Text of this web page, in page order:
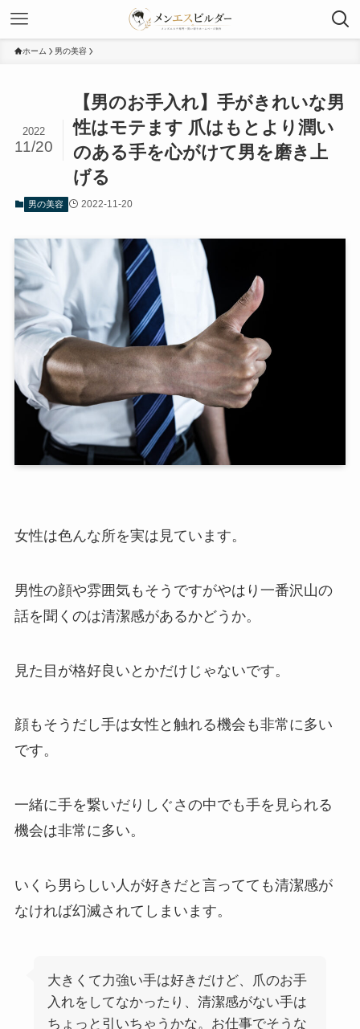
ホーム 男の美容
【男のお手入れ】手がきれいな男
性はモテます 爪はもとより潤い
のある手を心がけて男を磨き上
げる
2022
11/20
男の美容 2022-11-20
女性は色んな所を実は見ています。
男性の顔や雰囲気もそうですがやはり一番沢山の
話を聞くのは清潔感があるかどうか。
見た目が格好良いとかだけじゃないです。
顔もそうだし手は女性と触れる機会も非常に多い
です。
一緒に手を繋いだりしぐさの中でも手を見られる
機会は非常に多い。
いくら男らしい人が好きだと言ってても清潔感が
なければ幻滅されてしまいます。
大きくて力強い手は好きだけど、爪のお手
入れをしてなかったり、清潔感がない手は
ちょっと引いちゃうかな。お仕事でそうな